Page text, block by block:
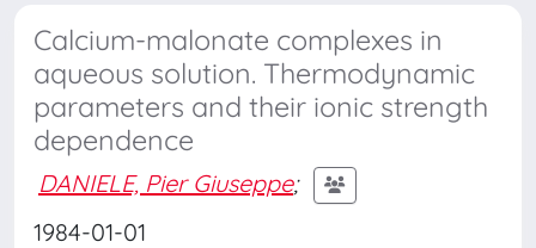
Calcium-malonate complexes in
aqueous solution. Thermodynamic
parameters and their ionic strength
dependence
DANIELE, Pier Giuseppe;
1984-01-01